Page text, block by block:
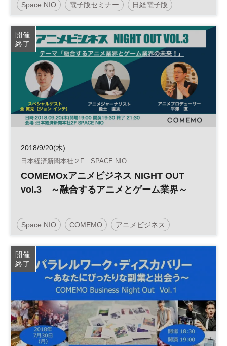
Space NIO 電子版セミナー 日経電子版
グローバル
開催
終了
2018/9/20(木)
日本経済新聞本社２F SPACE NIO
COMEMOxアニメビジネス NIGHT OUT
vol.3 ～融合するアニメとゲーム業界～
Space NIO COMEMO アニメビジネス
開催
終了